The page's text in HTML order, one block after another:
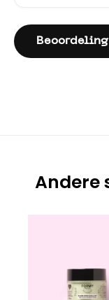
Andere